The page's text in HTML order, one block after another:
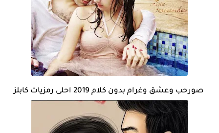
صورحب وعشق وغرام بدون كلام 2019 احلى رمزيات كابلز